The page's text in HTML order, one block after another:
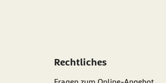
Rechtliches